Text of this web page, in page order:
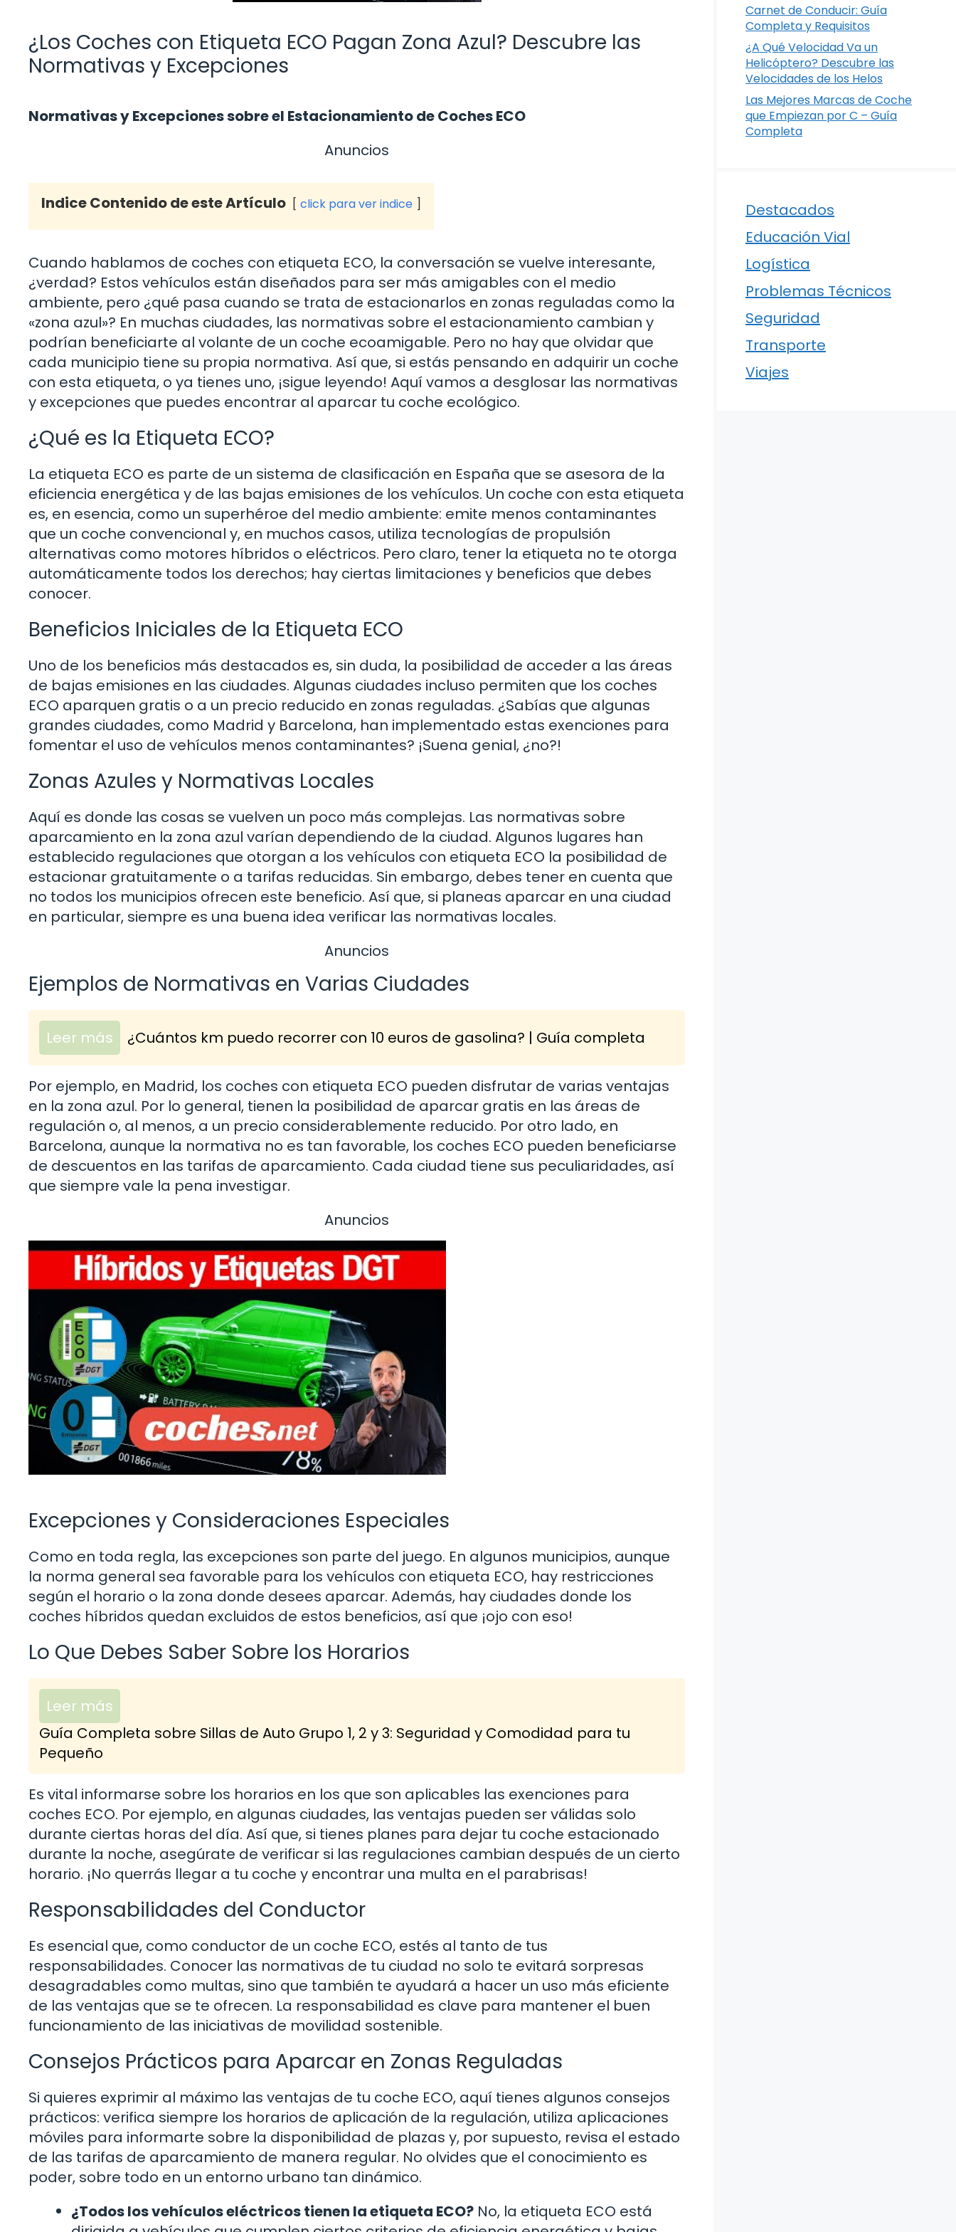
¿Los Coches con Etiqueta ECO Pagan Zona Azul? Descubre las
Normativas y Excepciones
Normativas y Excepciones sobre el Estacionamiento de Coches ECO
Anuncios
Indice Contenido de este Artículo click para ver indice
Cuando hablamos de coches con etiqueta ECO, la conversación se vuelve interesante,
¿verdad? Estos vehículos están diseñados para ser más amigables con el medio
ambiente, pero ¿qué pasa cuando se trata de estacionarlos en zonas reguladas como la
«zona azul»? En muchas ciudades, las normativas sobre el estacionamiento cambian y
podrían beneficiarte al volante de un coche ecoamigable. Pero no hay que olvidar que
cada municipio tiene su propia normativa. Así que, si estás pensando en adquirir un coche
con esta etiqueta, o ya tienes uno, ¡sigue leyendo! Aquí vamos a desglosar las normativas
y excepciones que puedes encontrar al aparcar tu coche ecológico.
¿Qué es la Etiqueta ECO?
La etiqueta ECO es parte de un sistema de clasificación en España que se asesora de la
eficiencia energética y de las bajas emisiones de los vehículos. Un coche con esta etiqueta
es, en esencia, como un superhéroe del medio ambiente: emite menos contaminantes
que un coche convencional y, en muchos casos, utiliza tecnologías de propulsión
alternativas como motores híbridos o eléctricos. Pero claro, tener la etiqueta no te otorga
automáticamente todos los derechos; hay ciertas limitaciones y beneficios que debes
conocer.
Beneficios Iniciales de la Etiqueta ECO
Uno de los beneficios más destacados es, sin duda, la posibilidad de acceder a las áreas
de bajas emisiones en las ciudades. Algunas ciudades incluso permiten que los coches
ECO aparquen gratis o a un precio reducido en zonas reguladas. ¿Sabías que algunas
grandes ciudades, como Madrid y Barcelona, han implementado estas exenciones para
fomentar el uso de vehículos menos contaminantes? ¡Suena genial, ¿no?!
Zonas Azules y Normativas Locales
Aquí es donde las cosas se vuelven un poco más complejas. Las normativas sobre
aparcamiento en la zona azul varían dependiendo de la ciudad. Algunos lugares han
establecido regulaciones que otorgan a los vehículos con etiqueta ECO la posibilidad de
estacionar gratuitamente o a tarifas reducidas. Sin embargo, debes tener en cuenta que
no todos los municipios ofrecen este beneficio. Así que, si planeas aparcar en una ciudad
en particular, siempre es una buena idea verificar las normativas locales.
Anuncios
Ejemplos de Normativas en Varias Ciudades
Leer más ¿Cuántos km puedo recorrer con 10 euros de gasolina? | Guía completa
Por ejemplo, en Madrid, los coches con etiqueta ECO pueden disfrutar de varias ventajas
en la zona azul. Por lo general, tienen la posibilidad de aparcar gratis en las áreas de
regulación o, al menos, a un precio considerablemente reducido. Por otro lado, en
Barcelona, aunque la normativa no es tan favorable, los coches ECO pueden beneficiarse
de descuentos en las tarifas de aparcamiento. Cada ciudad tiene sus peculiaridades, así
que siempre vale la pena investigar.
Anuncios
Excepciones y Consideraciones Especiales
Como en toda regla, las excepciones son parte del juego. En algunos municipios, aunque
la norma general sea favorable para los vehículos con etiqueta ECO, hay restricciones
según el horario o la zona donde desees aparcar. Además, hay ciudades donde los
coches híbridos quedan excluidos de estos beneficios, así que ¡ojo con eso!
Lo Que Debes Saber Sobre los Horarios
Leer más
Guía Completa sobre Sillas de Auto Grupo 1, 2 y 3: Seguridad y Comodidad para tu
Pequeño
Es vital informarse sobre los horarios en los que son aplicables las exenciones para
coches ECO. Por ejemplo, en algunas ciudades, las ventajas pueden ser válidas solo
durante ciertas horas del día. Así que, si tienes planes para dejar tu coche estacionado
durante la noche, asegúrate de verificar si las regulaciones cambian después de un cierto
horario. ¡No querrás llegar a tu coche y encontrar una multa en el parabrisas!
Responsabilidades del Conductor
Es esencial que, como conductor de un coche ECO, estés al tanto de tus
responsabilidades. Conocer las normativas de tu ciudad no solo te evitará sorpresas
desagradables como multas, sino que también te ayudará a hacer un uso más eficiente
de las ventajas que se te ofrecen. La responsabilidad es clave para mantener el buen
funcionamiento de las iniciativas de movilidad sostenible.
Consejos Prácticos para Aparcar en Zonas Reguladas
Si quieres exprimir al máximo las ventajas de tu coche ECO, aquí tienes algunos consejos
prácticos: verifica siempre los horarios de aplicación de la regulación, utiliza aplicaciones
móviles para informarte sobre la disponibilidad de plazas y, por supuesto, revisa el estado
de las tarifas de aparcamiento de manera regular. No olvides que el conocimiento es
poder, sobre todo en un entorno urbano tan dinámico.
¿Todos los vehículos eléctricos tienen la etiqueta ECO? No, la etiqueta ECO está
Carnet de Conducir: Guía
Completa y Requisitos
¿A Qué Velocidad Va un
Helicóptero? Descubre las
Velocidades de los Helos
Las Mejores Marcas de Coche
que Empiezan por C – Guía
Completa
Destacados
Educación Vial
Logística
Problemas Técnicos
Seguridad
Transporte
Viajes